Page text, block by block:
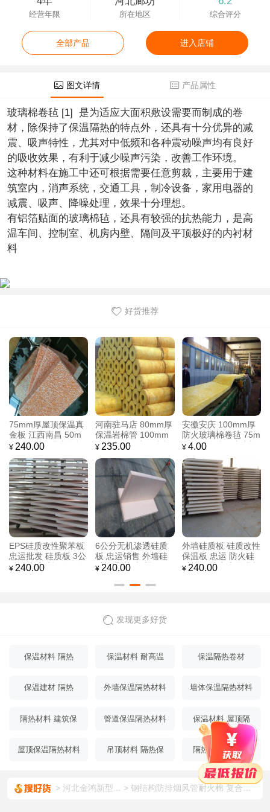
经营年限 所在地区 综合评分
全部产品 进入店铺
图文详情 产品属性
玻璃棉卷毡 [1] 是为适应大面积敷设需要而制成的卷
材，除保持了保温隔热的特点外，还具有十分优异的减
震、吸声特性，尤其对中低频和各种震动噪声均有良好
的吸收效果，有利于减少噪声污染，改善工作环境。
这种材料在施工中还可根据需要任意剪裁，主要用于建
筑室内，消声系统，交通工具，制冷设备，家用电器的
减震、吸声、降噪处理，效果十分理想。
有铝箔贴面的玻璃棉毡，还具有较强的抗热能力，是高
温车间、控制室、机房内壁、隔间及平顶极好的内衬材
料
好货推荐
75mm厚屋顶保温真
金板 江西南昌 50m
m厚防火保温真金板
¥ 240.00
河南驻马店 80mm厚
保温岩棉管 100mm
厚热力管道专用岩棉
玻璃棉管
¥ 235.00
安徽安庆 100mm厚
防火玻璃棉卷毡 75m
m厚铝箔贴面玻璃棉
构屋顶玻璃棉卷毡
¥ 4.00
EPS硅质改性聚苯板
忠运批发 硅质板 3公
分外墙硅质板 使用年
¥ 240.00
6公分无机渗透硅质
板 忠运销售 外墙硅
质板 聚苯硅质板 价
¥ 240.00
外墙硅质板 硅质改性
保温板 忠运 防火硅
质板 可按客户需求加
¥ 240.00
发现更多好货
保温材料 隔热 保温材料 耐高温 保温隔热卷材
保温建材 隔热 外墙保温隔热材料 墙体保温隔热材料
隔热材料 建筑保 管道保温隔热材料 保温材料 屋顶隔
屋顶保温隔热材料
吊顶材料 隔热保 隔热材料 屋顶保
温
河北金鸿新型... 钢结构防排烟风管耐火棉 复合铝箔A级不燃 玻璃棉保温板 防火隔热